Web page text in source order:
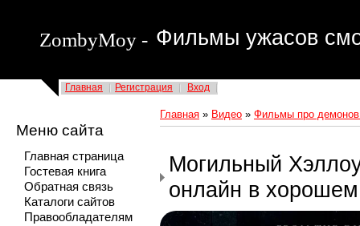
ZombyMoy - Фильмы ужасов
Главная Регистрация Вход
Меню сайта
Главная страница
Гостевая книга
Обратная связь
Каталоги сайтов
Правообладателям
Главная » Видео » Фильмы про демонов
Могильный
онлайн в хорошем